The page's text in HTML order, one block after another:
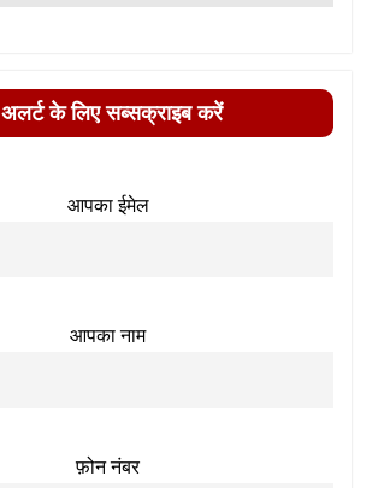
अलर्ट के लिए सब्सक्राइब करें
आपका ईमेल
आपका नाम
फ़ोन नंबर